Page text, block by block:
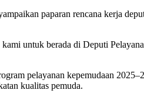
paparan rencana kerja
untuk berada di Deputi
pelayanan kepemudaan
kualitas pemuda.